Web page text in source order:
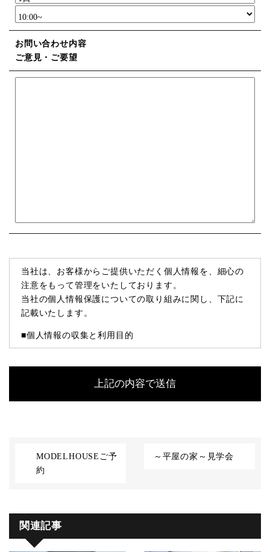
お問い合わせ内容
ご意見・ご要望
当社は、お客様からご提供いただく個人情報を、細心の
注意をもって管理をいたしております。
当社の個人情報保護についての取り組みに関し、下記に
記載いたします。
■個人情報の収集と利用目的
個人情報の収集を行います。
くため
各種イベント・セミナーなどのご案内のため。
当社は、ご提供いただいた個人情報については、以下の
いずれかに該当する場合を除き、いかなる第三者にも開
示・提供いたしません。
MODELHOUSEご予
約
～平屋の家～見学会
関連記事